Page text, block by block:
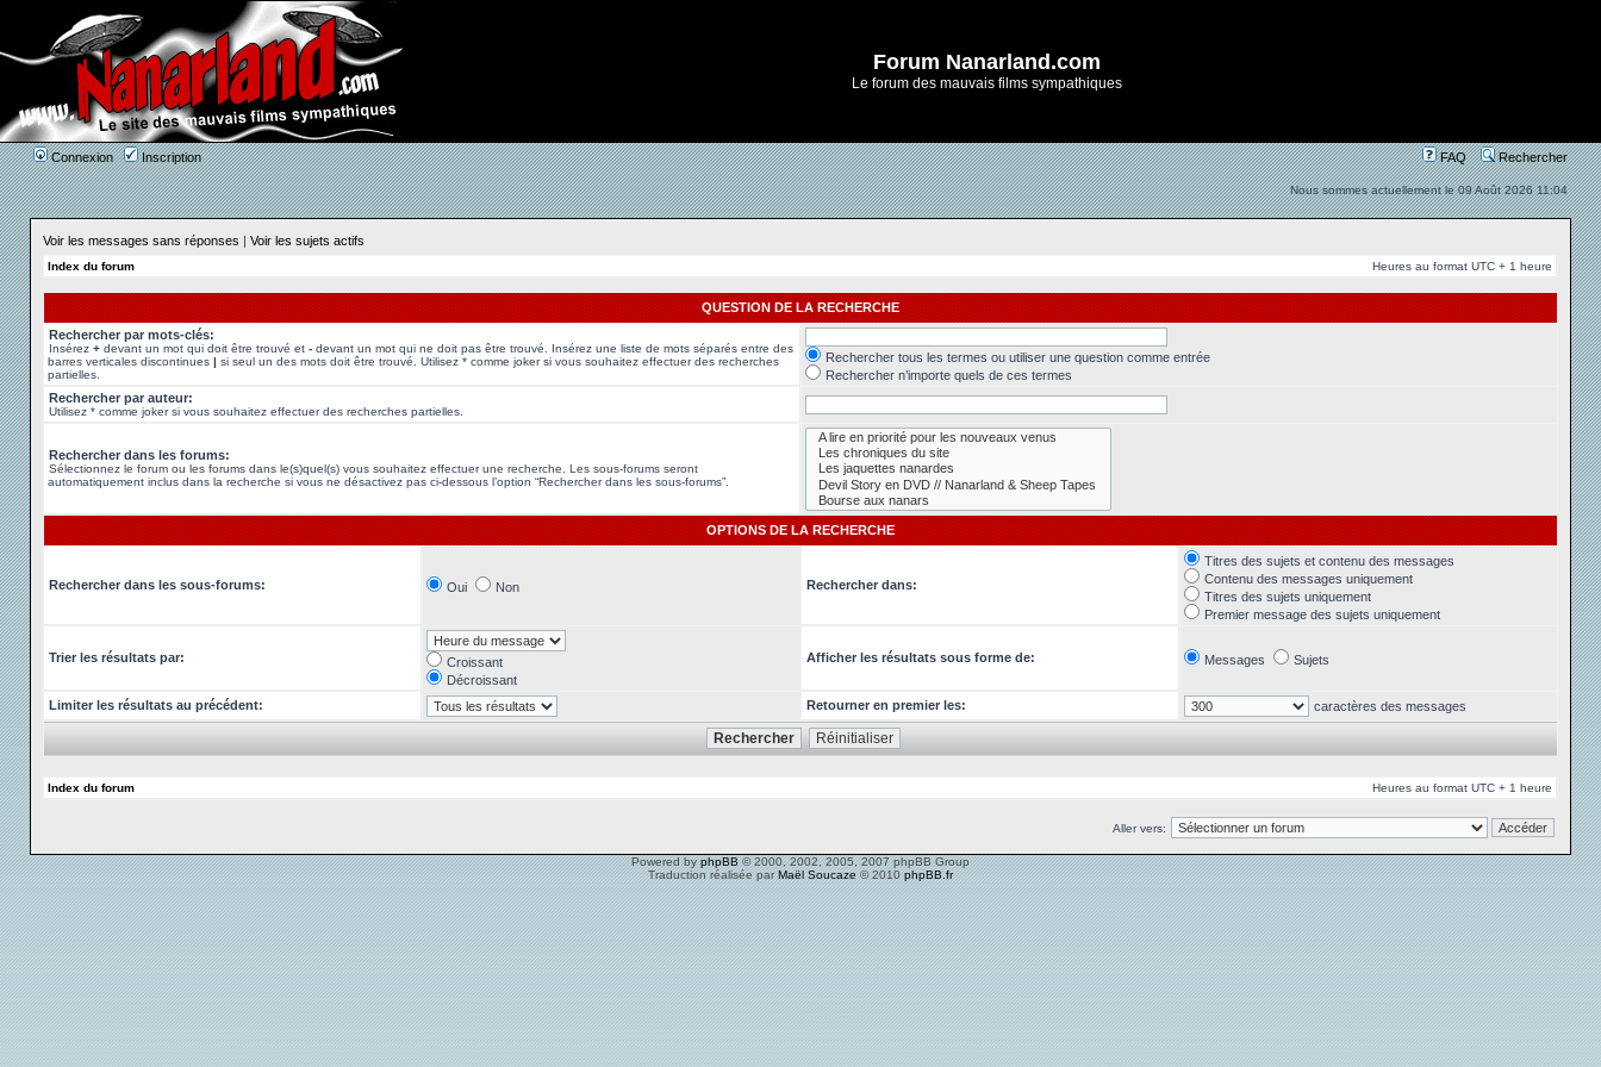
Forum Nanarland.com
Le forum des mauvais films sympathiques
Connexion Inscription FAQ Rechercher
Nous sommes actuellement le 09 Août 2026 11:04
Voir les messages sans réponses | Voir les sujets actifs
Index du forum Heures au format UTC + 1 heure
QUESTION DE LA RECHERCHE
Rechercher par mots-clés:
Insérez + devant un mot qui doit être trouvé et - devant un mot qui ne doit pas être trouvé. Insérez une liste de mots séparés entre des
barres verticales discontinues | si seul un des mots doit être trouvé. Utilisez * comme joker si vous souhaitez effectuer des recherches
partielles.
Rechercher tous les termes ou utiliser une question comme entrée
Rechercher n’importe quels de ces termes
Rechercher par auteur:
Utilisez * comme joker si vous souhaitez effectuer des recherches partielles.
Rechercher dans les forums:
Sélectionnez le forum ou les forums dans le(s)quel(s) vous souhaitez effectuer une recherche. Les sous-forums seront
automatiquement inclus dans la recherche si vous ne désactivez pas ci-dessous l’option “Rechercher dans les sous-forums”.
OPTIONS DE LA RECHERCHE
Rechercher dans les sous-forums: Oui Non Rechercher dans:
Titres des sujets et contenu des messages
Contenu des messages uniquement
Titres des sujets uniquement
Premier message des sujets uniquement
Trier les résultats par:
Croissant
Décroissant
Afficher les résultats sous forme de: Messages Sujets
Limiter les résultats au précédent: Retourner en premier les: caractères des messages
Index du forum Heures au format UTC + 1 heure
Aller vers:
Powered by phpBB © 2000, 2002, 2005, 2007 phpBB Group
Traduction réalisée parMaël Soucaze © 2010 phpBB.fr